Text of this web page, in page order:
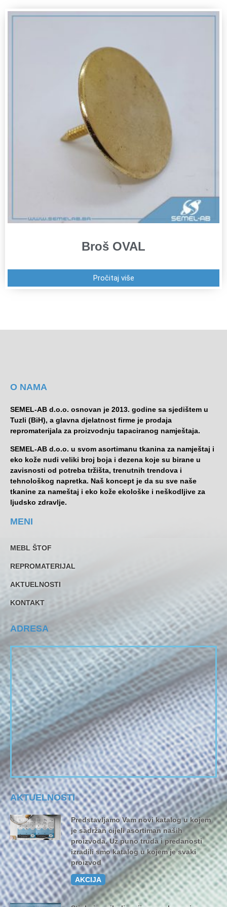
Broš OVAL
Pročitaj više
O NAMA
SEMEL-AB d.o.o. osnovan je 2013. godine sa sjedištem u
Tuzli (BiH), a glavna djelatnost firme je prodaja
repromaterijala za proizvodnju tapaciranog namještaja.
SEMEL-AB d.o.o. u svom asortimanu tkanina za namještaj i
eko kože nudi veliki broj boja i dezena koje su birane u
zavisnosti od potreba tržišta, trenutnih trendova i
tehnološkog napretka. Naš koncept je da su sve naše
tkanine za nameštaj i eko kože ekološke i neškodljive za
ljudsko zdravlje.
MENI
MEBL ŠTOF
REPROMATERIJAL
AKTUELNOSTI
KONTAKT
ADRESA
AKTUELNOSTI
Predstavljamo Vam novi katalog u kojem
je sadržan cijeli asortiman naših
proizvoda. Uz puno truda i predanosti
izradili smo katalog u kojem je svaki
proizvod
AKCIJA